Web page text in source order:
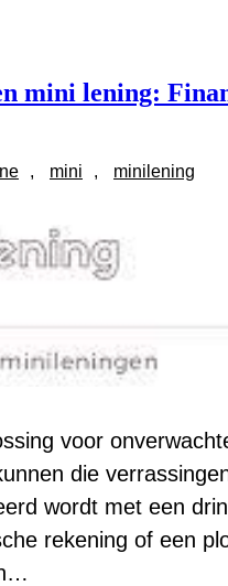
mini lening:
, mini , minilening
voor
die
wordt met een
rekening of een